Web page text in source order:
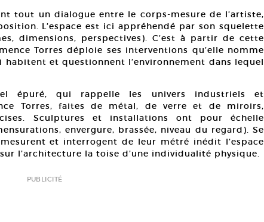
tout un dialogue entre le corps-mesure de l’artiste,
L’espace est ici appréhendé par son squelette
dimensions, perspectives). C’est à partir de cette
Torres déploie ses interventions qu’elle nomme
habitent et questionnent l’environnement dans lequel
épuré, qui rappelle les univers industriels et
Torres, faites de métal, de verre et de miroirs,
Sculptures et installations ont pour échelle
envergure, brassée, niveau du regard). Se
et interrogent de leur métré inédit l’espace
l’architecture la toise d’une individualité physique.
PUBLICITÉ